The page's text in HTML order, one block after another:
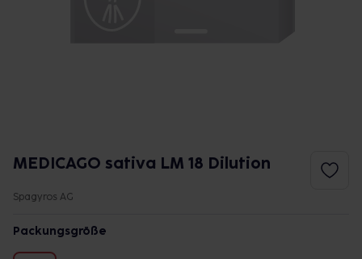
MEDICAGO sativa LM 18 Dilution
Spagyros AG
Packungsgröße